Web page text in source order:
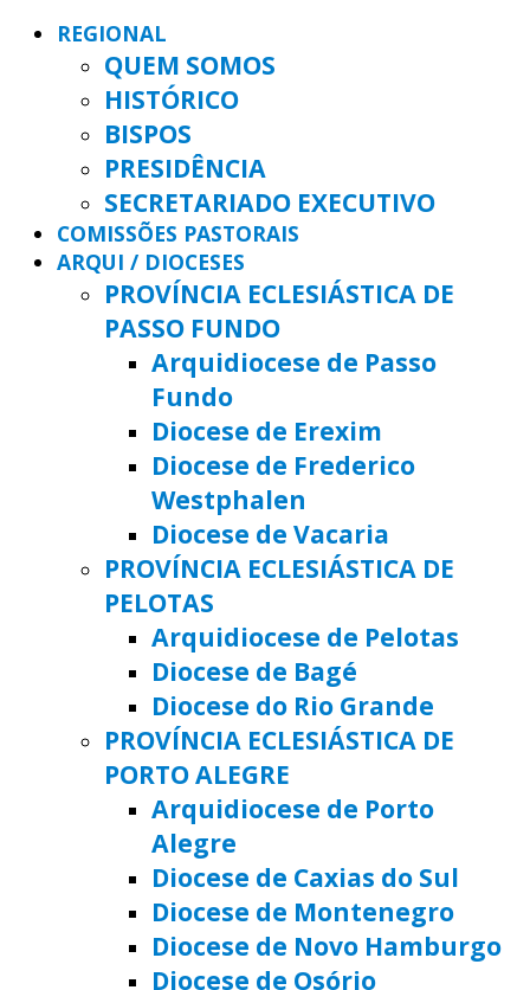
REGIONAL
QUEM SOMOS
HISTÓRICO
BISPOS
PRESIDÊNCIA
SECRETARIADO EXECUTIVO
COMISSÕES PASTORAIS
ARQUI / DIOCESES
PROVÍNCIA ECLESIÁSTICA DE
PASSO FUNDO
Arquidiocese de Passo
Fundo
Diocese de Erexim
Diocese de Frederico
Westphalen
Diocese de Vacaria
PROVÍNCIA ECLESIÁSTICA DE
PELOTAS
Arquidiocese de Pelotas
Diocese de Bagé
Diocese do Rio Grande
PROVÍNCIA ECLESIÁSTICA DE
PORTO ALEGRE
Arquidiocese de Porto
Alegre
Diocese de Caxias do Sul
Diocese de Montenegro
Diocese de Novo Hamburgo
Diocese de Osório